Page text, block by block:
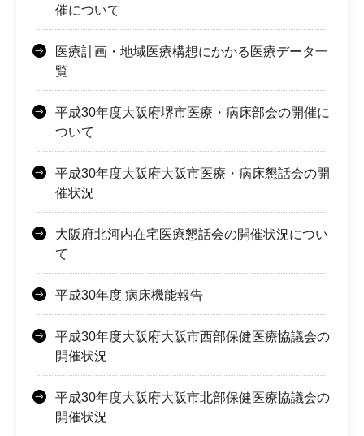
催について
医療計画・地域医療構想にかかる医療データ一
覧
平成30年度大阪府堺市医療・病床部会の開催に
ついて
平成30年度大阪府大阪市医療・病床懇話会の開
催状況
大阪府北河内在宅医療懇話会の開催状況につい
て
平成30年度 病床機能報告
平成30年度大阪府大阪市西部保健医療協議会の
開催状況
平成30年度大阪府大阪市北部保健医療協議会の
開催状況